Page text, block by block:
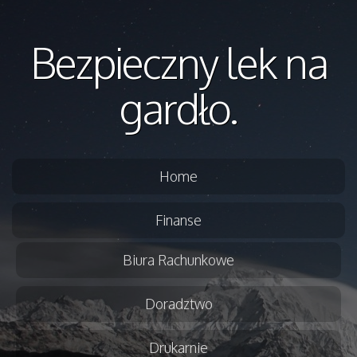
Bezpieczny lek na
gardło.
Home
Finanse
Biura Rachunkowe
Doradztwo
Drukarnie